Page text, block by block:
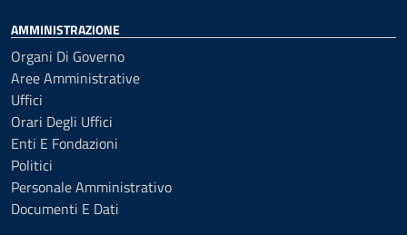
AMMINISTRAZIONE
Organi Di Governo
Aree Amministrative
Uffici
Orari Degli Uffici
Enti E Fondazioni
Politici
Personale Amministrativo
Documenti E Dati